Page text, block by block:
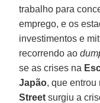
trabalho para
emprego, e os
investimentos e
recorrendo ao
se as crises na
Japão, que
Street surgiu a